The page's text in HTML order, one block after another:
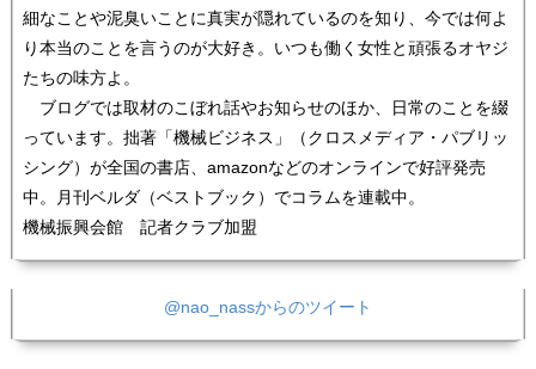
細なことや泥臭いことに真実が隠れているのを知り、今では何よ
り本当のことを言うのが大好き。いつも働く女性と頑張るオヤジ
たちの味方よ。
ブログでは取材のこぼれ話やお知らせのほか、日常のことを綴
っています。拙著「機械ビジネス」（クロスメディア・パブリッ
シング）が全国の書店、amazonなどのオンラインで好評発売
中。月刊ベルダ（ベストブック）でコラムを連載中。
機械振興会館 記者クラブ加盟
@nao_nassからのツイート